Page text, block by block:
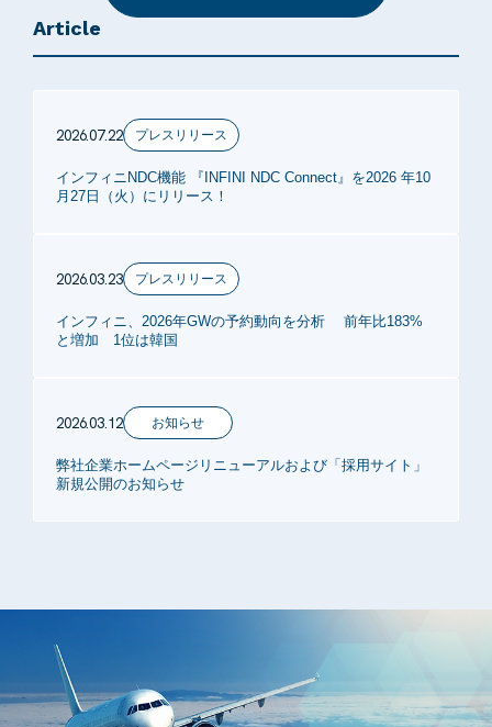
Article
2026.07.22 プレスリリース
インフィニNDC機能 『INFINI NDC Connect』を2026 年10
月27日（火）にリリース！
2026.03.23 プレスリリース
インフィニ、2026年GWの予約動向を分析 前年比183%
と増加 1位は韓国
2026.03.12 お知らせ
弊社企業ホームページリニューアルおよび「採用サイト」
新規公開のお知らせ